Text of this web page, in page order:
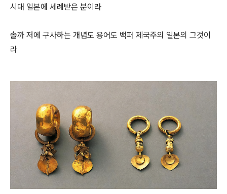
시대 일본에 세례받은 분이라
솔까 저에 구사하는 개념도 용어도 백퍼 제국주의 일본의 그것이
라